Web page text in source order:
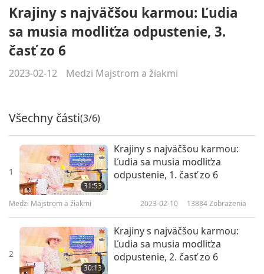
Krajiny s najväčšou karmou: Ľudia
sa musia modliťza odpustenie, 3.
časť zo 6
2023-02-12 Medzi Majstrom a žiakmi
Všechny části(3/6)
1
31:53
Krajiny s najväčšou karmou:
Ľudia sa musia modliťza
odpustenie, 1. časť zo 6
Medzi Majstrom a žiakmi 2023-02-10 13884Zobrazenia
2
30:13
Krajiny s najväčšou karmou:
Ľudia sa musia modliťza
odpustenie, 2. časť zo 6